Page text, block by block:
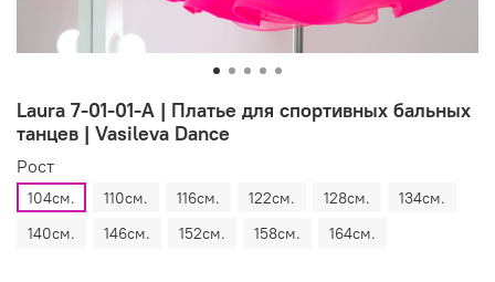
Laura 7-01-01-A | Платье для спортивных бальных
танцев | Vasileva Dance
Рост
104см. 110см. 116см. 122см. 128см.
134см.
140см.
146см. 152см. 158см. 164см.